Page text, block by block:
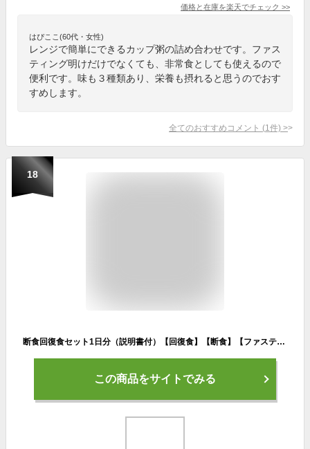
価格と在庫を楽天でチェック >>
はぴここ(60代・女性)
レンジで簡単にできるカップ粥の詰め合わせです。ファス
ティング明けだけでなくても、非常食としても使えるので
便利です。味も３種類あり、栄養も摂れると思うのでおす
すめします。
全てのおすすめコメント (1 件) >
18
断食回復食セット1日分（説明書付）【回復食】【断食】【ファスティング】
この商品をサイトでみる